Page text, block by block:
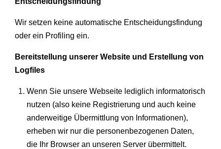
Wir setzen keine automatische Entscheidungsfindung
oder ein Profiling ein.
Bereitstellung unserer Website und Erstellung von
Logfiles
Wenn Sie unsere Webseite lediglich informatorisch
nutzen (also keine Registrierung und auch keine
anderweitige Übermittlung von Informationen),
erheben wir nur die personenbezogenen Daten,
die Ihr Browser an unseren Server übermittelt.